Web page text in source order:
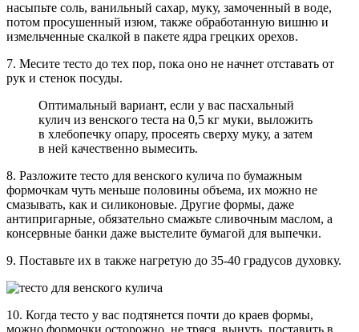
насыпьте соль, ванильный сахар, муку, замоченный в воде,
потом просушенный изюм, также обработанную вишню и
измельченные скалкой в пакете ядра грецких орехов.
7. Месите тесто до тех пор, пока оно не начнет отставать от
рук и стенок посуды.
Оптимальный вариант, если у вас пасхальный
кулич из венского теста на 0,5 кг муки, выложить
в хлебопечку опару, просеять сверху муку, а затем
в ней качественно вымесить.
8. Разложите тесто для венского кулича по бумажным
формочкам чуть меньше половины объема, их можно не
смазывать, как и силиконовые. Другие формы, даже
антипригарные, обязательно смажьте сливочным маслом, а
консервные банки даже выстелите бумагой для выпечки.
9. Поставьте их в также нагретую до 35-40 градусов духовку.
10. Когда тесто у вас подтянется почти до краев формы,
можно формочки осторожно, не тряся, вынуть, поставить в